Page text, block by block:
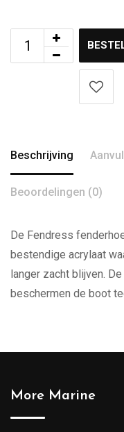
Beschrijving
Beoordelingen (0)
De Fendress
bestendige acrylaat
langer zacht blijven.
beschermen de boot
More Marine